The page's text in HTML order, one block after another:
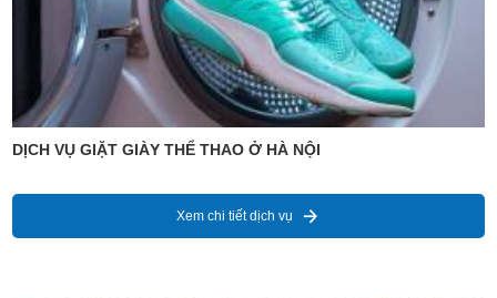
DỊCH VỤ GIẶT GIÀY THỂ THAO Ở HÀ NỘI
Xem chi tiết dịch vụ